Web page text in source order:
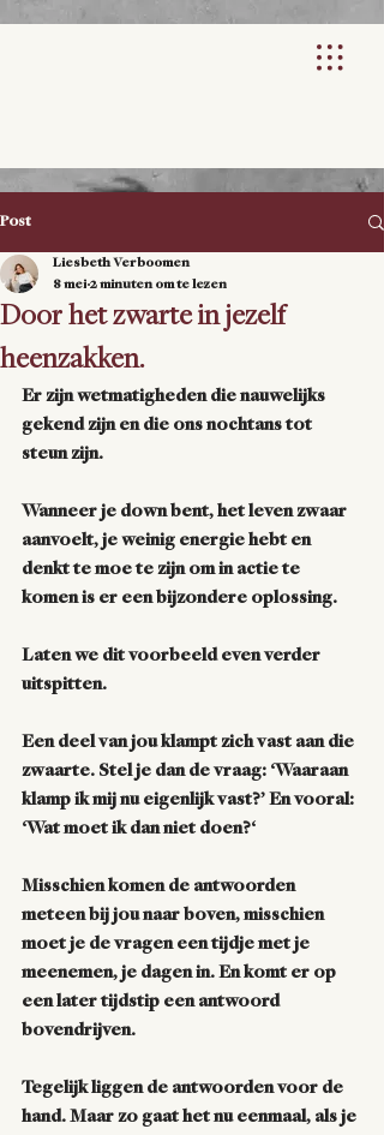
Post
Door het zwarte in jezelf
heenzakken.
Liesbeth Verboomen
8 mei 2 minuten om te lezen
Er zijn wetmatigheden die nauwelijks
gekend zijn en die ons nochtans tot
steun zijn.
Wanneer je down bent, het leven zwaar
aanvoelt, je weinig energie hebt en
denkt te moe te zijn om in actie te
komen is er een bijzondere oplossing.
Laten we dit voorbeeld even verder
uitspitten.
Een deel van jou klampt zich vast aan die
zwaarte. Stel je dan de vraag: ‘Waaraan
klamp ik mij nu eigenlijk vast?’ En vooral:
‘Wat moet ik dan niet doen?‘
Misschien komen de antwoorden
meteen bij jou naar boven, misschien
moet je de vragen een tijdje met je
meenemen, je dagen in. En komt er op
een later tijdstip een antwoord
bovendrijven.
Tegelijk liggen de antwoorden voor de
hand. Maar zo gaat het nu eenmaal, als je